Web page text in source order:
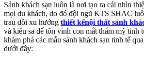
Sảnh khách sạn luôn là nơi tạo ra cái nhìn
mọi du khách, do đó đội ngũ KTS SHAC
trau dồi xu hướng thiết kếnội thất sảnh
và kiêu sa để tôn vinh con mắt thẩm mỹ tinh
khám phá các mẫu sảnh khách sạn tinh tế
dưới đây: